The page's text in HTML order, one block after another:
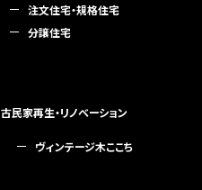
注文住宅・規格住宅
分譲住宅
古民家再生・リノベーション
ヴィンテージ木ここち